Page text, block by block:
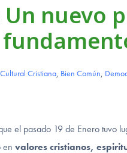
Un nuevo
Cristiana, Bien Común,
el pasado 19 de Enero tuvo
en valores cristianos,